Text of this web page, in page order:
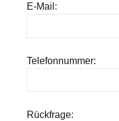
E-Mail:
Telefonnummer:
Rückfrage: